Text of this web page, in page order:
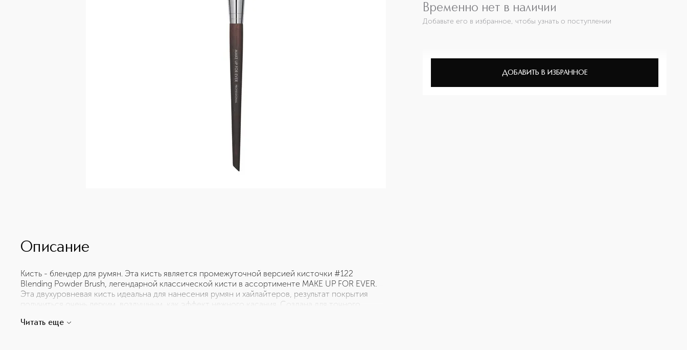
Временно нет в наличии
Добавьте его в избранное, чтобы узнать о поступлении
ДОБАВИТЬ В ИЗБРАННОЕ
Описание
Кисть - блендер для румян. Эта кисть является промежуточной версией кисточки #122
Blending Powder Brush, легендарной классической кисти в ассортименте MAKE UP FOR EVER.
Эта двухуровневая кисть идеальна для нанесения румян и хайлайтеров, результат покрытия
получиться очень легким, воздушным, как эффект нежного касания. Создана для точного
нанесения целого ряда продуктов, мягкие ворсинки позволят моделировать интенсивность
Читать еще